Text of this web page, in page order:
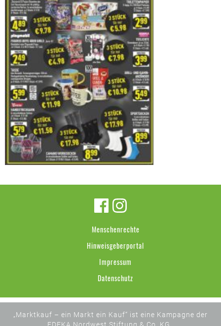
Menschenrechte
Hinweisgeberportal
Impressum
Datenschutz
„Marktkauf – ein Markt ein Kauf“ ist eine Kampagne der
EDEKA Nordwest Stiftung & Co. KG .